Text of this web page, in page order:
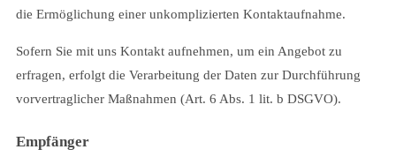
die Ermöglichung einer unkomplizierten Kontaktaufnahme.
Sofern Sie mit uns Kontakt aufnehmen, um ein Angebot zu
erfragen, erfolgt die Verarbeitung der Daten zur Durchführung
vorvertraglicher Maßnahmen (Art. 6 Abs. 1 lit. b DSGVO).
Empfänger